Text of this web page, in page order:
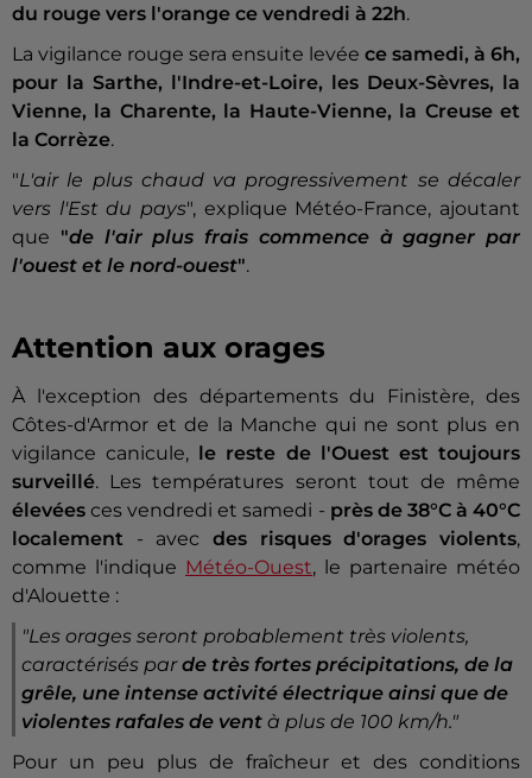
du rouge vers l'orange ce vendredi à 22h.
La vigilance rouge sera ensuite levée ce samedi, à 6h,
pour la Sarthe, l'Indre-et-Loire, les Deux-Sèvres, la
Vienne, la Charente, la Haute-Vienne, la Creuse et
la Corrèze.
"L'air le plus chaud va progressivement se décaler
vers l'Est du pays", explique Météo-France, ajoutant
que "de l'air plus frais commence à gagner par
l'ouest et le nord-ouest".
Attention aux orages
À l'exception des départements du Finistère, des
Côtes-d'Armor et de la Manche qui ne sont plus en
vigilance canicule,
le reste de l'Ouest est toujours
surveillé. Les températures seront tout de même
élevées ces vendredi et samedi - près de 38°C à 40°C
localement - avec des risques d'orages violents,
comme l'indique Météo-Ouest, le partenaire météo
d'Alouette :
"Les orages seront probablement très violents,
caractérisés parde très fortes précipitations, de la
grêle, une intense activité électrique ainsi que de
violentes rafales de vent à plus de 100 km/h."
Pour un peu plus de fraîcheur et des conditions